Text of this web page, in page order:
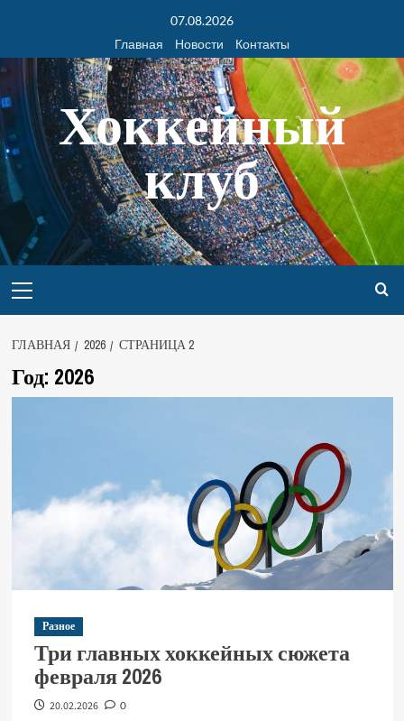
07.08.2026
Главная
Новости Контакты
Хоккейный
клуб
ГЛАВНАЯ 2026 СТРАНИЦА 2
Год: 2026
Разное
Три главных хоккейных сюжета
февраля 2026
20.02.2026 0